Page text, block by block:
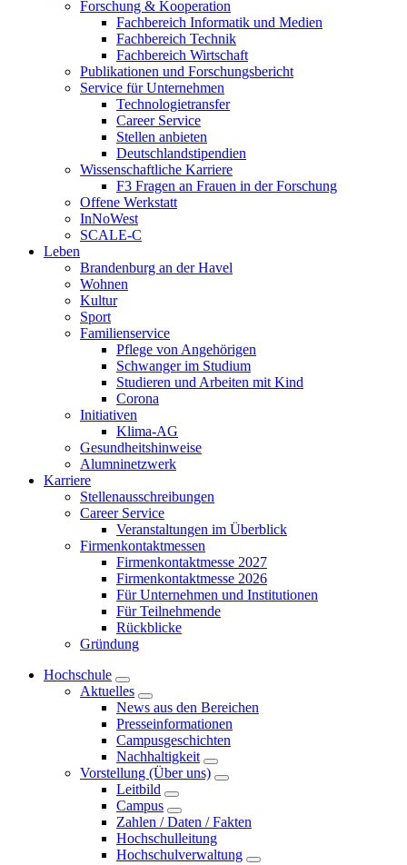
Forschung & Kooperation
Fachbereich Informatik und Medien
Fachbereich Technik
Fachbereich Wirtschaft
Publikationen und Forschungsbericht
Service für Unternehmen
Technologietransfer
Career Service
Stellen anbieten
Deutschlandstipendien
Wissenschaftliche Karriere
F3 Fragen an Frauen in der Forschung
Offene Werkstatt
InNoWest
SCALE-C
Leben
Brandenburg an der Havel
Wohnen
Kultur
Sport
Familienservice
Pflege von Angehörigen
Schwanger im Studium
Studieren und Arbeiten mit Kind
Corona
Initiativen
Klima-AG
Gesundheitshinweise
Alumninetzwerk
Karriere
Stellenausschreibungen
Career Service
Veranstaltungen im Überblick
Firmenkontaktmessen
Firmenkontaktmesse 2027
Firmenkontaktmesse 2026
Für Unternehmen und Institutionen
Für Teilnehmende
Rückblicke
Gründung
Hochschule
Aktuelles
News aus den Bereichen
Presseinformationen
Campusgeschichten
Nachhaltigkeit
Vorstellung (Über uns)
Leitbild
Campus
Zahlen / Daten / Fakten
Hochschulleitung
Hochschulverwaltung